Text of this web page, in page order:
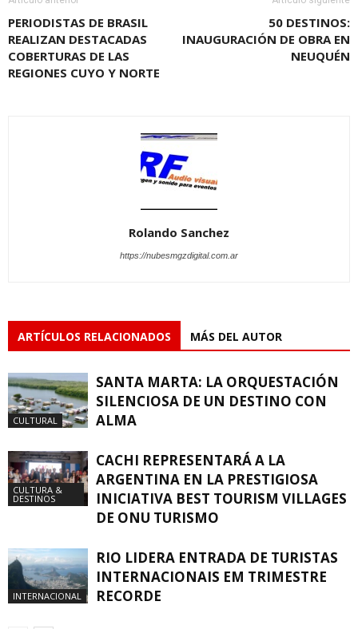
PERIODISTAS DE BRASIL
REALIZAN DESTACADAS
COBERTURAS DE LAS
REGIONES CUYO Y NORTE
50 DESTINOS:
INAUGURACIÓN DE OBRA EN
NEUQUÉN
Rolando Sanchez
https://nubesmgzdigital.com.ar
ARTÍCULOS RELACIONADOS MÁS DEL AUTOR
CULTURAL
SANTA MARTA: LA ORQUESTACIÓN
SILENCIOSA DE UN DESTINO CON
ALMA
CULTURA &
DESTINOS
CACHI REPRESENTARÁ A LA
ARGENTINA EN LA PRESTIGIOSA
INICIATIVA BEST TOURISM VILLAGES
DE ONU TURISMO
INTERNACIONAL
RIO LIDERA ENTRADA DE TURISTAS
INTERNACIONAIS EM TRIMESTRE
RECORDE